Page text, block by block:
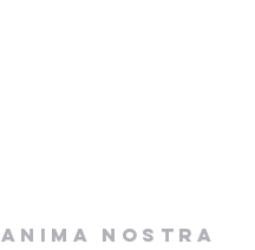
ANIMA NOSTRA